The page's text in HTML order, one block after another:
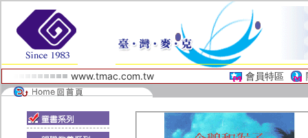
www.tmac.com.tw 會員特區